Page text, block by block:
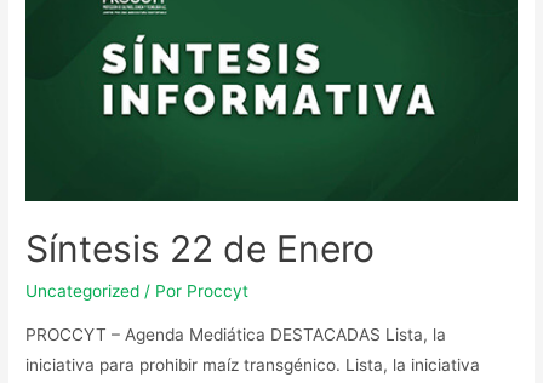
Síntesis 22 de Enero
Uncategorized / Por Proccyt
PROCCYT – Agenda Mediática DESTACADAS Lista, la
iniciativa para prohibir maíz transgénico. Lista, la iniciativa